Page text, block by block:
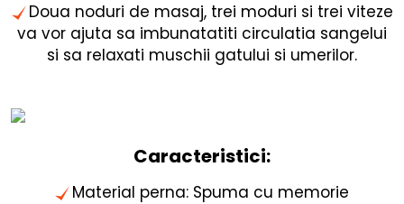
Doua noduri de masaj, trei moduri si trei viteze
va vor ajuta sa imbunatatiti circulatia sangelui
si sa relaxati muschii gatului si umerilor.
Caracteristici:
Material perna: Spuma cu memorie